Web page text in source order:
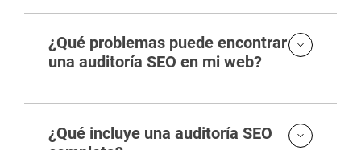
¿Qué problemas puede encontrar
una auditoría SEO en mi web?
¿Qué incluye una auditoría SEO